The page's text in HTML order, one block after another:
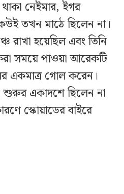
নেইমার, ইগর
তখন মাঠে ছিলেন না।
রাখা হয়েছিল এবং তিনি
সময়ে পাওয়া আরেকটি
একমাত্র গোল করেন।
শুরুর একাদশে ছিলেন না
স্কোয়াডের বাইরে